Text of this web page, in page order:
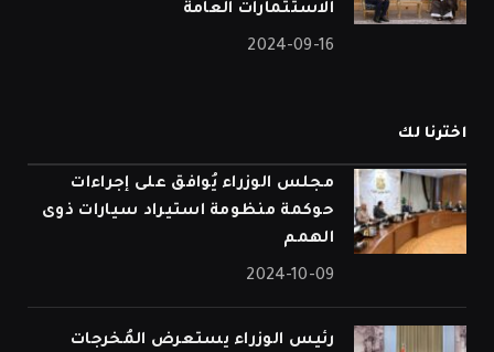
الاستثمارات العامة
2024-09-16
اخترنا لك
مجلس الوزراء يُوافق على إجراءات
حوكمة منظومة استيراد سيارات ذوى
الهمم
2024-10-09
رئيس الوزراء يستعرض المُخرجات